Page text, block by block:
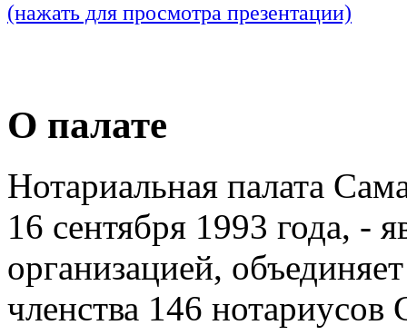
(нажать для просмотра презентации)
О палате
Нотариальная палата
16 сентября 1993 года, -
организацией,
членства 146 нотариусов